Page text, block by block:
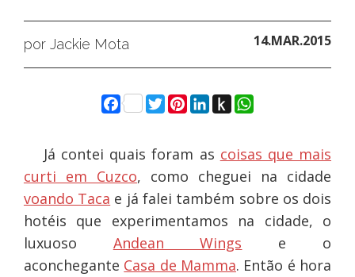
por Jackie Mota 14.MAR.2015
Facebook
Twitter
Pinterest
LinkedIn
Push
to
WhatsApp
Já contei quais foram as coisas que mais
curti em Cuzco, como cheguei na cidade
voando Taca e já falei também sobre os dois
hotéis que experimentamos na cidade, o
luxuoso Andean Wings e o
aconchegante Casa de Mamma. Então é hora